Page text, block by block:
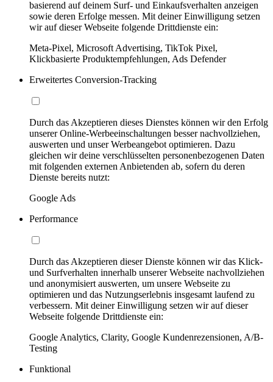
basierend auf deinem Surf- und Einkaufsverhalten anzeigen
sowie deren Erfolge messen. Mit deiner Einwilligung setzen
wir auf dieser Webseite folgende Drittdienste ein:
Meta-Pixel, Microsoft Advertising, TikTok Pixel,
Klickbasierte Produktempfehlungen, Ads Defender
Erweitertes Conversion-Tracking
Durch das Akzeptieren dieses Dienstes können wir den Erfolg
unserer Online-Werbeeinschaltungen besser nachvollziehen,
auswerten und unser Werbeangebot optimieren. Dazu
gleichen wir deine verschlüsselten personenbezogenen Daten
mit folgenden externen Anbietenden ab, sofern du deren
Dienste bereits nutzt:
Google Ads
Performance
Durch das Akzeptieren dieser Dienste können wir das Klick-
und Surfverhalten innerhalb unserer Webseite nachvollziehen
und anonymisiert auswerten, um unsere Webseite zu
optimieren und das Nutzungserlebnis insgesamt laufend zu
verbessern. Mit deiner Einwilligung setzen wir auf dieser
Webseite folgende Drittdienste ein:
Google Analytics, Clarity, Google Kundenrezensionen, A/B-
Testing
Funktional